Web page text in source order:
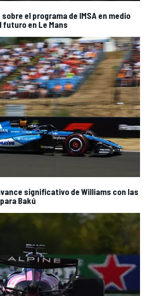
el programa de IMSA en medio
en Le Mans
significativo de Williams con las
Bakú